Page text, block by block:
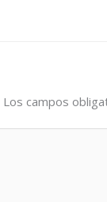
Los campos